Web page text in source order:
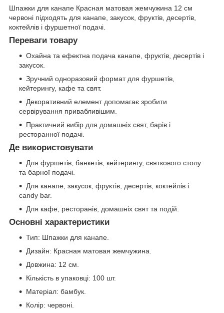
Шпажки для канапе Красная матовая жемчужина 12 см
червоні підходять для канапе, закусок, фруктів, десертів,
коктейлів і фуршетної подачі.
Переваги товару
Охайна та ефектна подача канапе, фруктів, десертів і
закусок.
Зручний одноразовий формат для фуршетів,
кейтерингу, кафе та свят.
Декоративний елемент допомагає зробити
сервірування привабливішим.
Практичний вибір для домашніх свят, барів і
ресторанної подачі.
Де використовувати
Для фуршетів, банкетів, кейтерингу, святкового столу
та барної подачі.
Для канапе, закусок, фруктів, десертів, коктейлів і
candy bar.
Для кафе, ресторанів, домашніх свят та подій.
Основні характеристики
Тип: Шпажки для канапе.
Дизайн: Красная матовая жемчужина.
Довжина: 12 см.
Кількість в упаковці: 100 шт.
Матеріал: бамбук.
Колір: червоні.